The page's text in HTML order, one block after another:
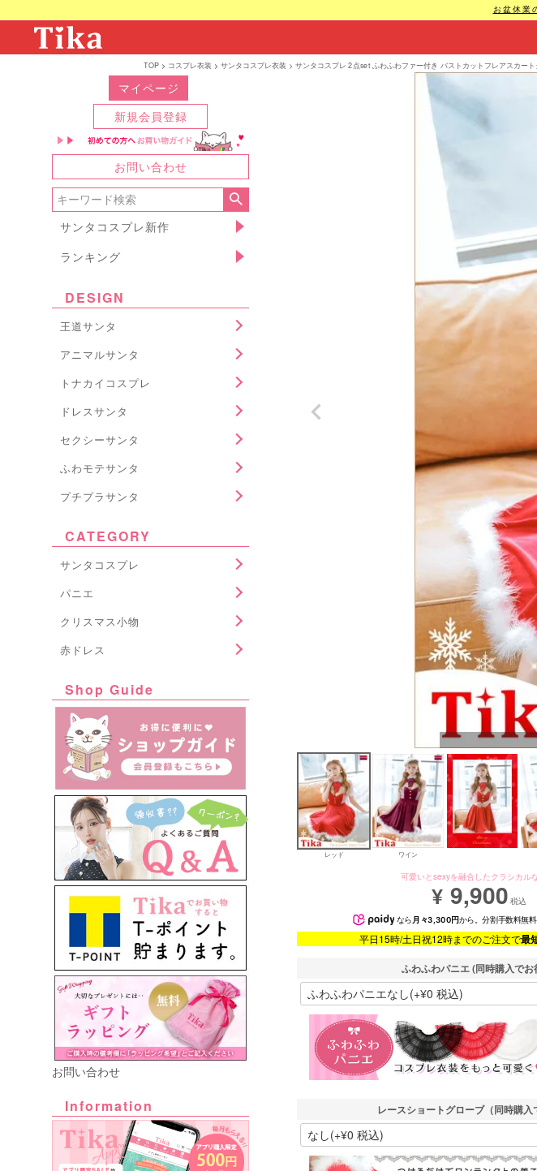
お盆休業
TOP コスプレ衣装 サンタコスプレ衣装 サンタコスプレ 2点set ふわふわファー付き バストカットフレアスカー
マイページ
新規会員登録
お問い合わせ
サンタコスプレ新作
ランキング
DESIGN
王道サンタ
アニマルサンタ
トナカイコスプレ
ドレスサンタ
セクシーサンタ
ふわモテサンタ
プチプラサンタ
CATEGORY
サンタコスプレ
パニエ
クリスマス小物
赤ドレス
Shop Guide
お問い合わせ
Information
レッド ワイン
可愛いとsexyを融合したクラシカル
¥ 9,900 税込
なら 月々3,300円から。分割手数料無
平日15時/土日祝12時までのご注文で最
ふわふわパニエ (同時購入でお
レースショートグローブ（同時購入